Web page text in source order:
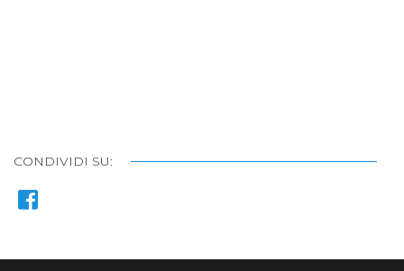
CONDIVIDI SU: